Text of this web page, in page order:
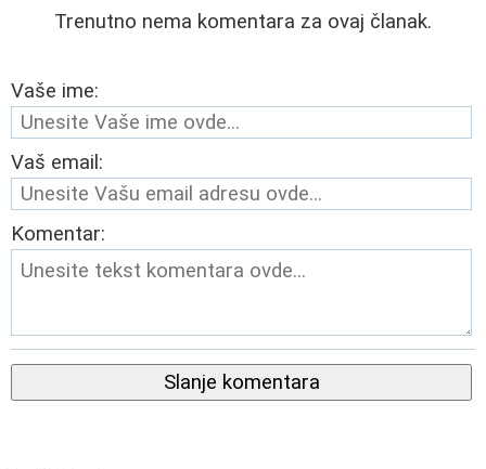
Trenutno nema komentara za ovaj članak.
Vaše ime:
Vaš email:
Komentar:
Slanje komentara